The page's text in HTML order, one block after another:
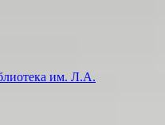
им. Л.А.